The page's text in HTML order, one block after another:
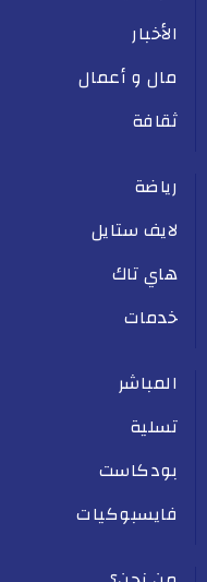
الأخبار
مال و أعمال
ثقافة
رياضة
لايف ستايل
هاي تاك
خدمات
المباشر
تسلية
بودكاست
فايسبوكيات